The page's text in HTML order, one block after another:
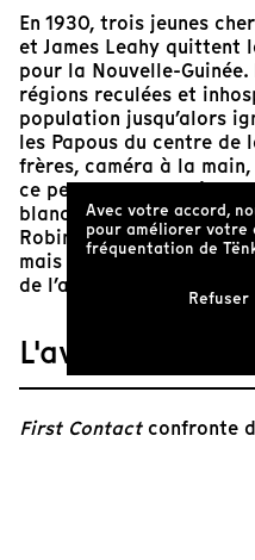
En 1930, trois jeunes
et James Leahy quittent
pour la Nouvelle-
régions reculées et
population jusqu’alors
les Papous du centre de
frères, caméra à la
ce peuple confronté
blanc. Cinquante ans
Robin Anderson
mais aussi certains
de l’arrivée de ces
L'avis de Tënk
First Contactconfronte
Avec votre accord,
pour améliorer votre
fréquentation de
Refuser